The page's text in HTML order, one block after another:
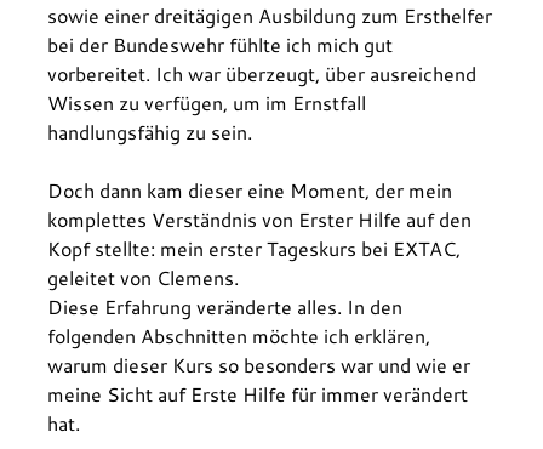
sowie einer dreitägigen Ausbildung zum Ersthelfer
bei der Bundeswehr fühlte ich mich gut
vorbereitet. Ich war überzeugt, über ausreichend
Wissen zu verfügen, um im Ernstfall
handlungsfähig zu sein.
Doch dann kam dieser eine Moment, der mein
komplettes Verständnis von Erster Hilfe auf den
Kopf stellte: mein erster Tageskurs bei EXTAC,
geleitet von Clemens.
Diese Erfahrung veränderte alles. In den
folgenden Abschnitten möchte ich erklären,
warum dieser Kurs so besonders war und wie er
meine Sicht auf Erste Hilfe für immer verändert
hat.